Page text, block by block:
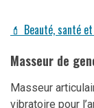
💄 Beauté, santé
Masseur de
Masseur
vibratoire pour